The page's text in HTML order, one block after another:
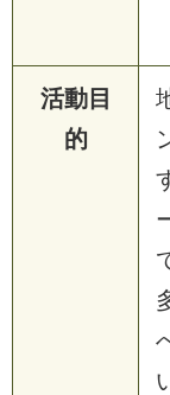
活動目
的